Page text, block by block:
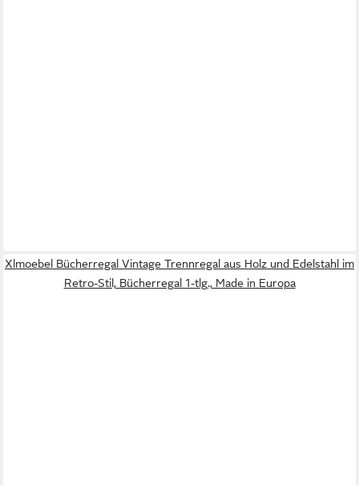
Xlmoebel Bücherregal Vintage Trennregal aus Holz und Edelstahl im
Retro-Stil, Bücherregal 1-tlg., Made in Europa